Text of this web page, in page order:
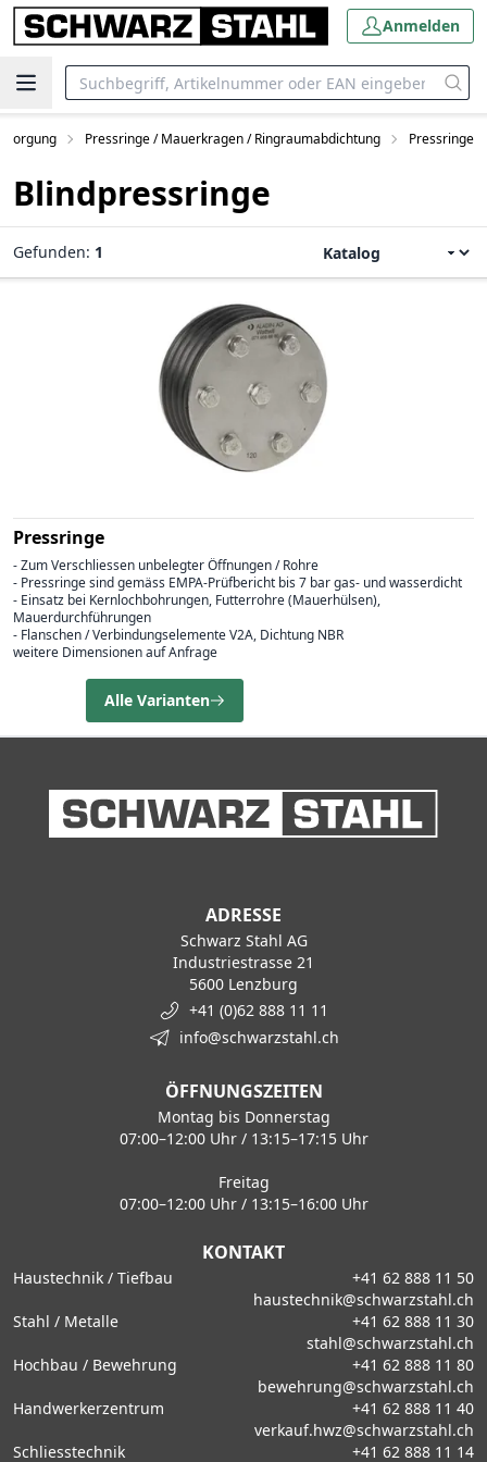
Anmelden
Pressringe / Mauerkragen / Ringraumabdichtung Pressringe
Blindpressringe
Gefunden: 1
Pressringe
- Zum Verschliessen unbelegter Öffnungen / Rohre
- Pressringe sind gemäss EMPA-Prüfbericht bis 7 bar gas- und wasserdicht
- Einsatz bei Kernlochbohrungen, Futterrohre (Mauerhülsen),
Mauerdurchführungen
- Flanschen / Verbindungselemente V2A, Dichtung NBR
weitere Dimensionen auf Anfrage
Alle Varianten
ADRESSE
Schwarz Stahl AG
Industriestrasse 21
5600 Lenzburg
+41 (0)62 888 11 11
info@schwarzstahl.ch
ÖFFNUNGSZEITEN
Montag bis Donnerstag
07:00–12:00 Uhr / 13:15–17:15 Uhr
Freitag
07:00–12:00 Uhr / 13:15–16:00 Uhr
KONTAKT
Haustechnik / Tiefbau
+41 62 888 11 50
haustechnik@schwarzstahl.ch
Stahl / Metalle
+41 62 888 11 30
stahl@schwarzstahl.ch
Hochbau / Bewehrung
+41 62 888 11 80
bewehrung@schwarzstahl.ch
Handwerkerzentrum
+41 62 888 11 40
verkauf.hwz@schwarzstahl.ch
Schliesstechnik
+41 62 888 11 14